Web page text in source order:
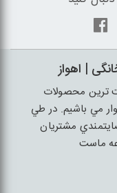
| اهواز
ترين محصولات
مي باشيم. در طي
مشتريان
ماست